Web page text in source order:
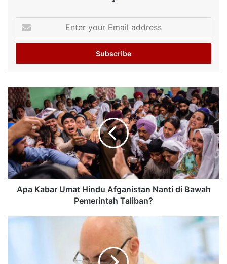
your
Email
Apa Kabar Umat Hindu Afganistan Nanti di Bawah
Pemerintah Taliban?